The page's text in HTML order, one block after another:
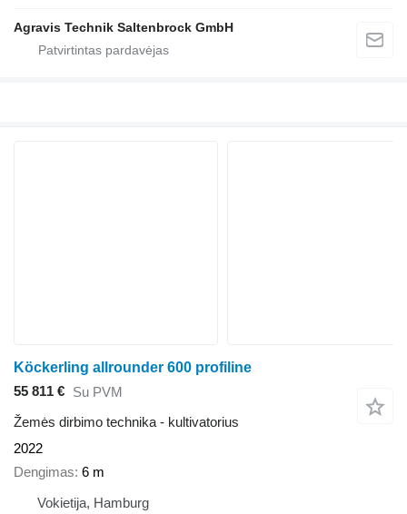
Agravis Technik Saltenbrock GmbH
Köckerling allrounder 600 profiline
55 811 € Su PVM
Žemės dirbimo technika - kultivatorius
2022
Dengimas 6 m
Vokietija, Hamburg